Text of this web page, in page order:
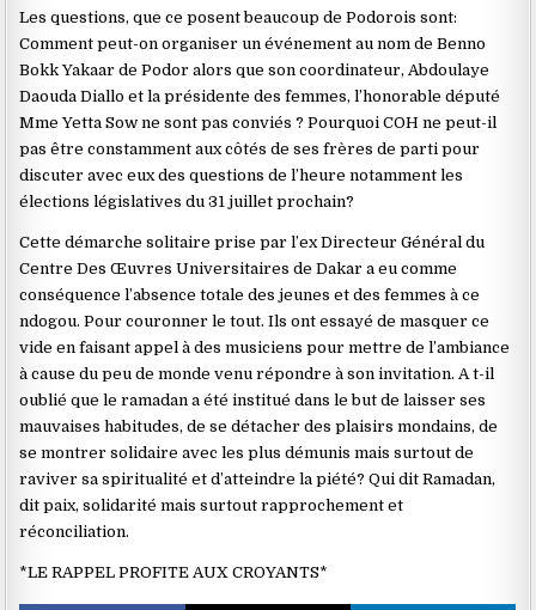
Les questions, que ce posent beaucoup de Podorois sont:
Comment peut-on organiser un événement au nom de Benno
Bokk Yakaar de Podor alors que son coordinateur, Abdoulaye
Daouda Diallo et la présidente des femmes, l’honorable député
Mme Yetta Sow ne sont pas conviés ? Pourquoi COH ne peut-il
pas être constamment aux côtés de ses frères de parti pour
discuter avec eux des questions de l’heure notamment les
élections législatives du 31 juillet prochain?
Cette démarche solitaire prise par l’ex Directeur Général du
Centre Des Œuvres Universitaires de Dakar a eu comme
conséquence l’absence totale des jeunes et des femmes à ce
ndogou. Pour couronner le tout. Ils ont essayé de masquer ce
vide en faisant appel à des musiciens pour mettre de l’ambiance
à cause du peu de monde venu répondre à son invitation. A t-il
oublié que le ramadan a été institué dans le but de laisser ses
mauvaises habitudes, de se détacher des plaisirs mondains, de
se montrer solidaire avec les plus démunis mais surtout de
raviver sa spiritualité et d’atteindre la piété? Qui dit Ramadan,
dit paix, solidarité mais surtout rapprochement et
réconciliation.
*LE RAPPEL PROFITE AUX CROYANTS*